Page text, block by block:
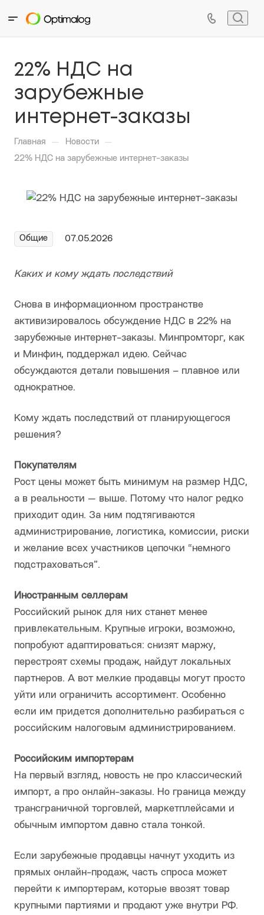
22% НДС на
зарубежные
интернет-заказы
Главная — Новости —
22% НДС на зарубежные интернет-заказы
Общие 07.05.2026
Каких и кому ждать последствий
Снова в информационном пространстве
активизировалось обсуждение НДС в 22% на
зарубежные интернет-заказы. Минпромторг, как
и Минфин, поддержал идею. Сейчас
обсуждаются детали повышения – плавное или
однократное.
Кому ждать последствий от планирующегося
решения?
Покупателям
Рост цены может быть минимум на размер НДС,
а в реальности — выше. Потому что налог редко
приходит один. За ним подтягиваются
администрирование, логистика, комиссии, риски
и желание всех участников цепочки “немного
подстраховаться”.
Иностранным селлерам
Российский рынок для них станет менее
привлекательным. Крупные игроки, возможно,
попробуют адаптироваться: снизят маржу,
перестроят схемы продаж, найдут локальных
партнеров. А вот мелкие продавцы могут просто
уйти или ограничить ассортимент. Особенно
если им придется дополнительно разбираться с
российским налоговым администрированием.
Российским импортерам
На первый взгляд, новость не про классический
импорт, а про онлайн-заказы. Но граница между
трансграничной торговлей, маркетплейсами и
обычным импортом давно стала тонкой.
Если зарубежные продавцы начнут уходить из
прямых онлайн-продаж, часть спроса может
перейти к импортерам, которые ввозят товар
крупными партиями и продают уже внутри РФ.